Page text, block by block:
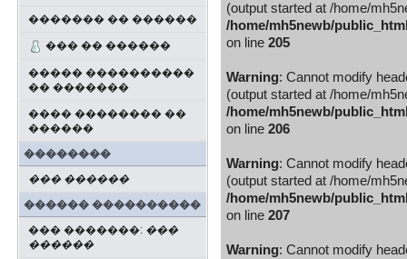
������� �� ������
��� �� ������
����� ����������
�� �������
���� �������� ��
������
��������
��� ������
������ ����������
��� �������: ���
������
(output started at /home/
/home/mh5newb/
on line 205
Warning: Cannot modify
(output started at /home/
/home/mh5newb/
on line 206
Warning: Cannot modify
(output started at /home/
/home/mh5newb/
on line 207
Warning: Cannot modify